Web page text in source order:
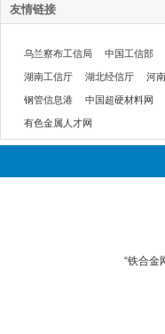
友情链接
乌兰察布工信局 中国工信部
湖南工信厅 湖北经信厅 河
钢管信息港 中国超硬材料网
有色金属人才网
“铁合金